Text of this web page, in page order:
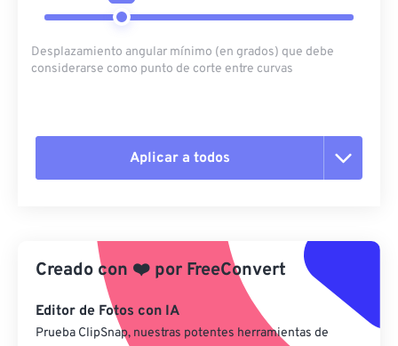
Desplazamiento angular mínimo (en grados) que debe
considerarse como punto de corte entre curvas
Aplicar a todos
Aplicar desde el ajuste preestablecido
Guardar como preestablecido
Creado con ❤️ por FreeConvert
Editor de Fotos con IA
Prueba ClipSnap, nuestras potentes herramientas de